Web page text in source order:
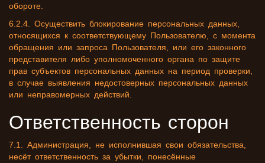
обороте.
6.2.4. Осуществить блокирование персональных данных,
относящихся к соответствующему Пользователю, с момента
обращения или запроса Пользователя, или его законного
представителя либо уполномоченного органа по защите
прав субъектов персональных данных на период проверки,
в случае выявления недостоверных персональных данных
или неправомерных действий.
Ответственность сторон
7.1. Администрация, не исполнившая свои обязательства,
несёт ответственность за убытки, понесённые